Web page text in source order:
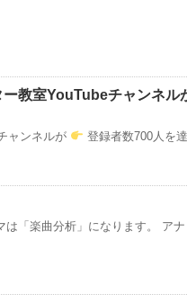
ー教室YouTubeチャンネル
ャンネルが 登録者数700人を
「楽曲分析」になります。 ア